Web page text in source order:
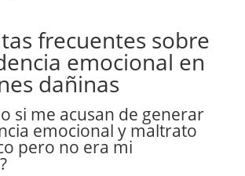
frecuentes sobre
emocional en
dañinas
si me acusan de generar
emocional y maltrato
pero no era mi